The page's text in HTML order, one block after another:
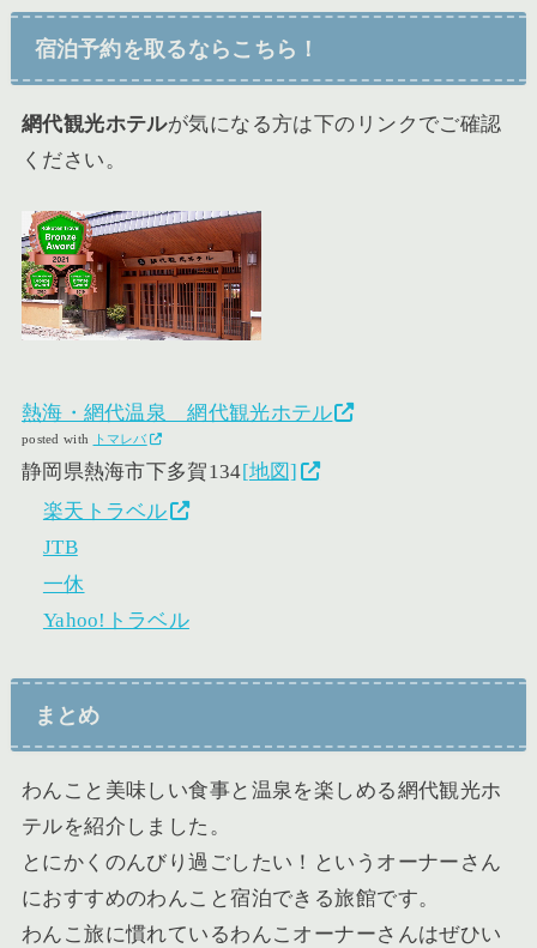
宿泊予約を取るならこちら！
網代観光ホテルが気になる方は下のリンクでご確認
ください。
熱海・網代温泉 網代観光ホテル
posted with トマレバ
静岡県熱海市下多賀134[地図]
楽天トラベル
JTB
一休
Yahoo!トラベル
まとめ
わんこと美味しい食事と温泉を楽しめる網代観光ホ
テルを紹介しました。
とにかくのんびり過ごしたい！というオーナーさん
におすすめのわんこと宿泊できる旅館です。
わんこ旅に慣れているわんこオーナーさんはぜひい